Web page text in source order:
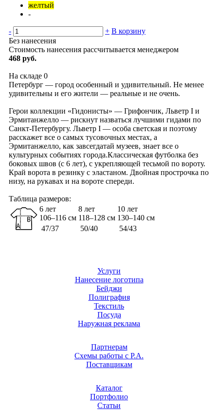
желтый
-
- + В корзину
Без нанесения
Стоимость нанесения рассчитывается менеджером
468 руб.
На складе 0
Петербург — город особенный и удивительный. Не менее
удивительны и его жители — реальные и не очень.
Герои коллекции «Гидонисты» — Грифончик, Льветр I и
Эрмитанжелло — рискнут назваться лучшими гидами по
Санкт-Петербургу. Льветр I — особа светская и поэтому
расскажет все о самых тусовочных местах, а
Эрмитанжелло, как завсегдатай музеев, знает все о
культурных событиях города.Классическая футболка без
боковых швов (с 6 лет), с укрепляющей тесьмой по вороту.
Край ворота в резинку с эластаном. Двойная прострочка по
низу, на рукавах и на вороте спереди.
Таблица размеров:
6 лет
106–116 см
8 лет
118–128 см
10 лет
130–140 см
47/37
50/40 54/43
Услуги
Нанесение логотипа
Бейджи
Полиграфия
Текстиль
Посуда
Наружная реклама
Партнерам
Схемы работы с Р.А.
Поставщикам
Каталог
Портфолио
Статьи